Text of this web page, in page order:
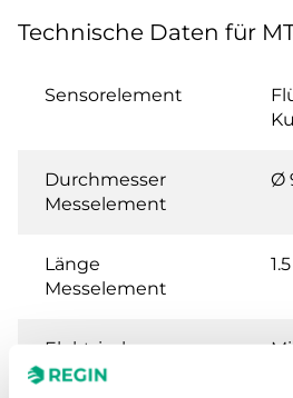
Technische Daten für
Sensorelement
Durchmesser
Messelement
Ø
Länge
Messelement
Elektrischer
Kontakt